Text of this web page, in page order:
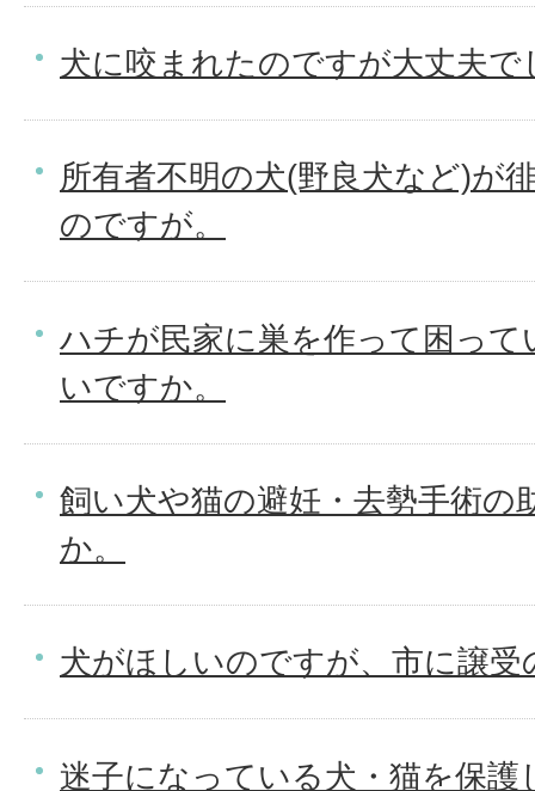
犬に咬まれたのですが大丈夫で
所有者不明の犬(野良犬など)が
のですが。
ハチが民家に巣を作って困っ
いですか。
飼い犬や猫の避妊・去勢手術の
か。
犬がほしいのですが、市に譲
迷子になっている犬・猫を保